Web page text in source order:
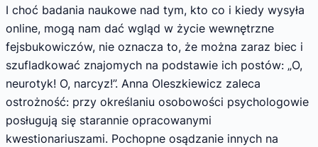
I choć badania naukowe nad tym, kto co i kiedy wysyła
online, mogą nam dać wgląd w życie wewnętrzne
fejsbukowiczów, nie oznacza to, że można zaraz biec i
szufladkować znajomych na podstawie ich postów: „O,
neurotyk! O, narcyz!”. Anna Oleszkiewicz zaleca
ostrożność: przy określaniu osobowości psychologowie
posługują się starannie opracowanymi
kwestionariuszami. Pochopne osądzanie innych na